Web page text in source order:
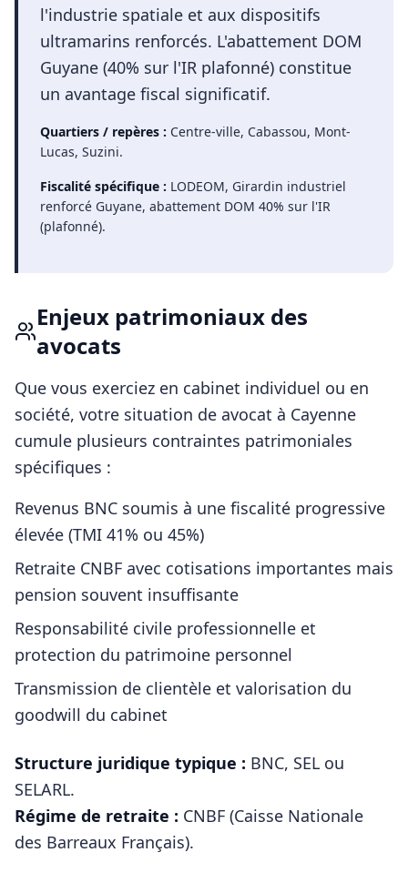
l'industrie spatiale et aux dispositifs
ultramarins renforcés. L'abattement DOM
Guyane (40% sur l'IR plafonné) constitue
un avantage fiscal significatif.
Quartiers / repères : Centre-ville, Cabassou, Mont-
Lucas, Suzini.
Fiscalité spécifique : LODEOM, Girardin industriel
renforcé Guyane, abattement DOM 40% sur l'IR
(plafonné).
Enjeux patrimoniaux des
avocats
Que vous exerciez en cabinet individuel ou en
société, votre situation de avocat à Cayenne
cumule plusieurs contraintes patrimoniales
spécifiques :
Revenus BNC soumis à une fiscalité progressive
élevée (TMI 41% ou 45%)
Retraite CNBF avec cotisations importantes mais
pension souvent insuffisante
Responsabilité civile professionnelle et
protection du patrimoine personnel
Transmission de clientèle et valorisation du
goodwill du cabinet
Structure juridique typique : BNC, SEL ou
SELARL.
Régime de retraite : CNBF (Caisse Nationale
des Barreaux Français).